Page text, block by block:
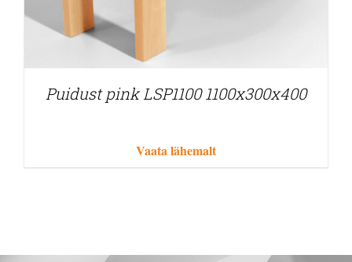
Puidust pink LSP1100 1100x300x400
Vaata lähemalt